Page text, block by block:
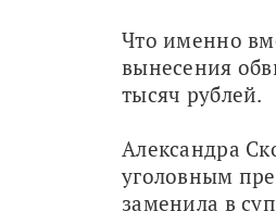
Что именно
вынесения
тысяч рублей.
Александра
уголовным
заменила в